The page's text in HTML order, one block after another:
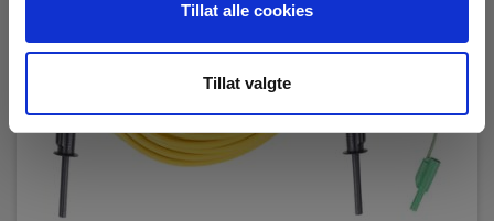
Tillat alle cookies
Tillat valgte